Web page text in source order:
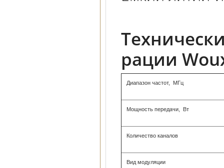
рации
Диапазон частот, МГц
Мощность передачи, Вт
Количество каналов
Вид модуляции